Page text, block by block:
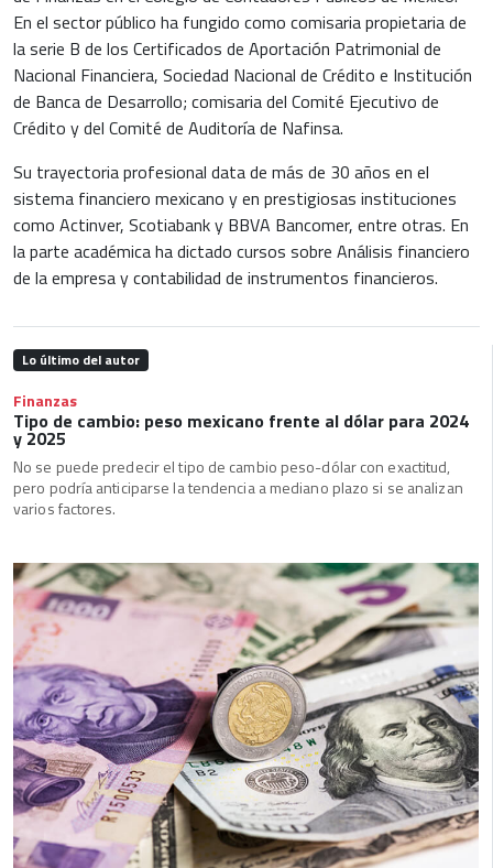
En el sector público ha fungido como comisaria propietaria de
la serie B de los Certificados de Aportación Patrimonial de
Nacional Financiera, Sociedad Nacional de Crédito e Institución
de Banca de Desarrollo; comisaria del Comité Ejecutivo de
Crédito y del Comité de Auditoría de Nafinsa.
Su trayectoria profesional data de más de 30 años en el
sistema financiero mexicano y en prestigiosas instituciones
como Actinver, Scotiabank y BBVA Bancomer, entre otras. En
la parte académica ha dictado cursos sobre Análisis financiero
de la empresa y contabilidad de instrumentos financieros.
Lo último del autor
Finanzas
Tipo de cambio: peso mexicano frente al dólar para 2024
y 2025
No se puede predecir el tipo de cambio peso-dólar con exactitud,
pero podría anticiparse la tendencia a mediano plazo si se analizan
varios factores.